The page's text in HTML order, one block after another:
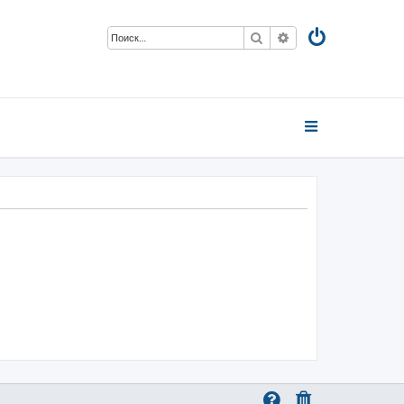
Поиск Расширенный